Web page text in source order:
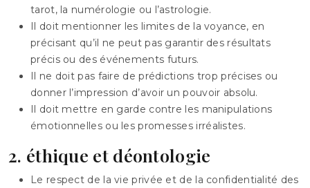
tarot, la numérologie ou l’astrologie.
Il doit mentionner les limites de la voyance, en
précisant qu’il ne peut pas garantir des résultats
précis ou des événements futurs.
Il ne doit pas faire de prédictions trop précises ou
donner l’impression d’avoir un pouvoir absolu.
Il doit mettre en garde contre les manipulations
émotionnelles ou les promesses irréalistes.
2. éthique et déontologie
Le respect de la vie privée et de la confidentialité des